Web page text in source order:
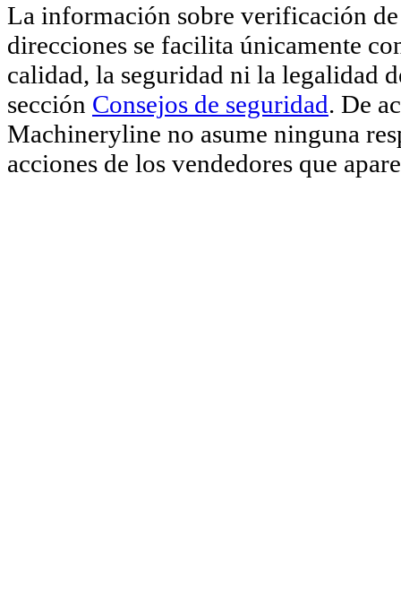
La información sobre verificación
direcciones se facilita únicamente
calidad, la seguridad ni la legalidad
sección Consejos de seguridad. De
Machineryline no asume ninguna
acciones de los vendedores que